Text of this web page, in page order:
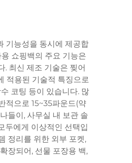
기능성을 동시에 제공합
쇼핑백의 주요 기능은
. 최신 제조 기술은 찢어
적용된 기술적 특징으로
코팅 등이 있습니다. 많
적으로 15~35파운드(약
들이, 사무실 내 보관 솔
두에게 이상적인 선택입
정리를 위한 외부 포켓,
장되어, 선물 포장용 백,